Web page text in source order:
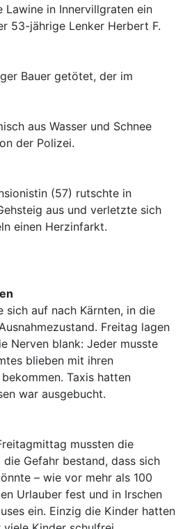
in Innervillgraten ein
53-jährige Lenker Herbert F.
Bauer getötet, der im
aus Wasser und Schnee
der Polizei.
(57) rutschte in
aus und verletzte sich
einen Herzinfarkt.
sich auf nach Kärnten, in die
Freitag lagen
Nerven blank: Jeder musste
blieben mit ihren
Taxis hatten
war ausgebucht.
mussten die
Gefahr bestand, dass sich
– wie vor mehr als 100
Urlauber fest und in Irschen
ein. Einzig die Kinder hatten